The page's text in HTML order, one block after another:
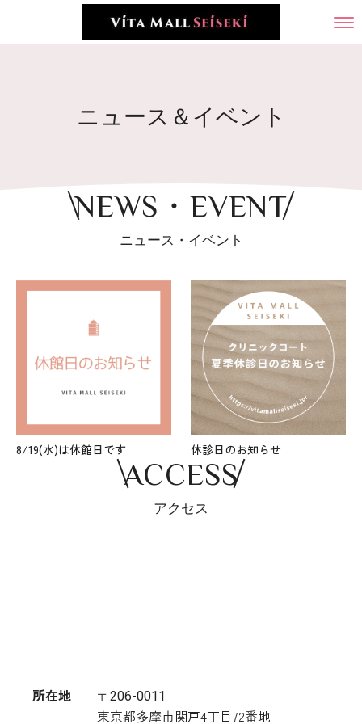
ニュース＆イベント
NEWS・EVENT
ニュース・イベント
8/19(水)は休館日です 休診日のお知らせ
ACCESS
アクセス
所在地 〒206-0011
東京都多摩市関戸4丁目72番地